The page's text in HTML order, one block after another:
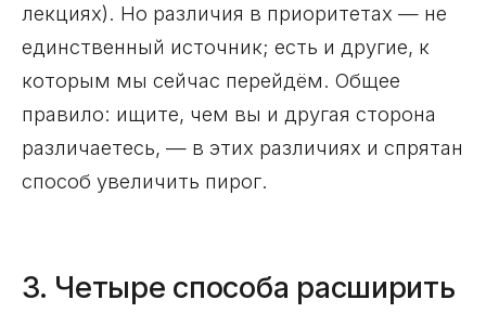
лекциях). Но различия в приоритетах — не
единственный источник; есть и другие, к
которым мы сейчас перейдём. Общее
правило: ищите, чем вы и другая сторона
различаетесь, — в этих различиях и спрятан
способ увеличить пирог.
3. Четыре способа расширить